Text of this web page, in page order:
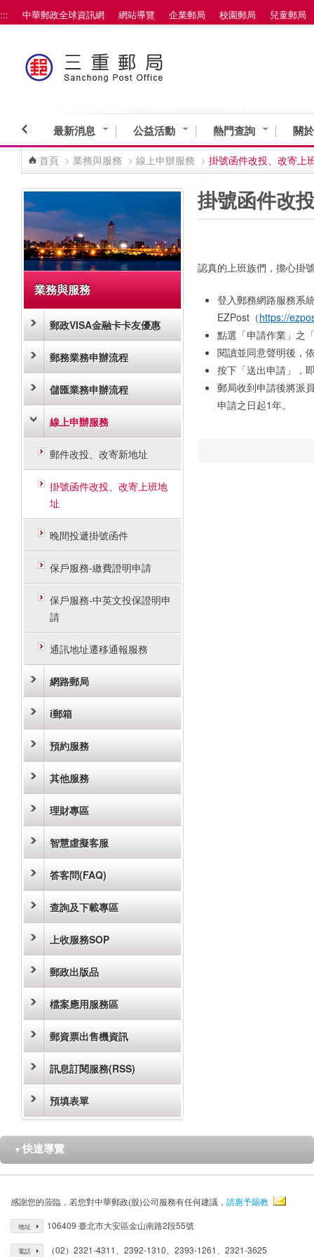
跳到主要內容區塊
::: 中華郵政全球資訊網 網站導覽 企業郵局 校園郵局 兒童郵局
最新消息 公益活動 熱門查詢 關
首頁 > 業務與服務 > 線上申辦服務 > 掛號函件改投、改寄上
業務與服務
郵政VISA金融卡卡友優惠
郵務業務申辦流程
儲匯業務申辦流程
線上申辦服務
郵件改投、改寄新地址
掛號函件改投、改寄上班地
址
晚間投遞掛號函件
保戶服務-繳費證明申請
保戶服務-中英文投保證明申
請
通訊地址遷移通報服務
網路郵局
i郵箱
預約服務
其他服務
理財專區
智慧虛擬客服
答客問(FAQ)
查詢及下載專區
上收服務SOP
郵政出版品
檔案應用服務區
郵資票出售機資訊
訊息訂閱服務(RSS)
預填表單
掛號函件改
認真的上班族們，擔心掛
登入郵務網路服務系
EZPost（https://
點選「申請作業」之
閱讀並同意聲明後，
按下「送出申請」，
郵局收到申請後將派
申請之日起1年。
▼ 快速導覽
感謝您的蒞臨，若您對中華郵政(股)公司服務有任何建議， 請惠予賜教
地址 106409 臺北市大安區金山南路2段55號
電話 （02）2321-4311、2392-1310、2393-1261、2321-3625